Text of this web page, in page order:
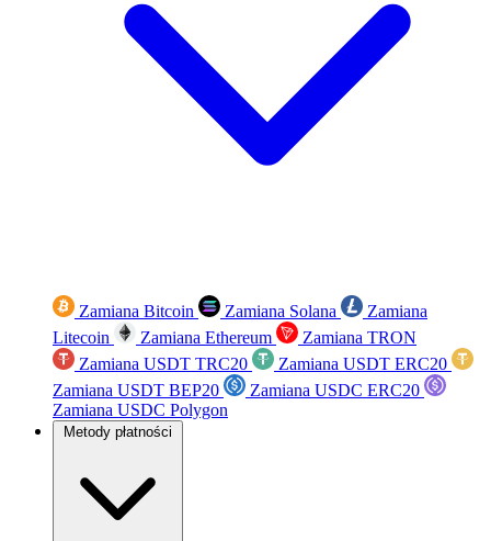
Zamiana Bitcoin Zamiana Solana
Zamiana
Litecoin
Zamiana Ethereum
Zamiana TRON
Zamiana USDT TRC20
Zamiana USDT ERC20
Zamiana USDT BEP20
Zamiana USDC ERC20
Zamiana USDC Polygon
Metody płatności